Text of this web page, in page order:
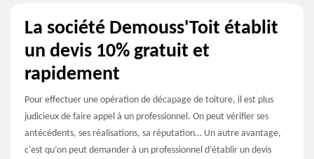
La société Demouss'Toit établit
un devis 10% gratuit et
rapidement
Pour effectuer une opération de décapage de toiture, il est plus
judicieux de faire appel à un professionnel. On peut vérifier ses
antécédents, ses réalisations, sa réputation… Un autre avantage,
c'est qu’on peut demander à un professionnel d’établir un devis